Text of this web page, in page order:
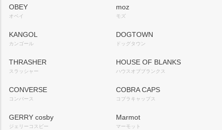
OBEY
オベイ
moz
モズ
KANGOL
カンゴール
DOGTOWN
ドッグタウン
THRASHER
スラッシャー
HOUSE OF BLANKS
ハウスオブブランクス
CONVERSE
コンバース
COBRA CAPS
コブラキャップス
GERRY cosby
ジェリーコスビー
Marmot
マーモット